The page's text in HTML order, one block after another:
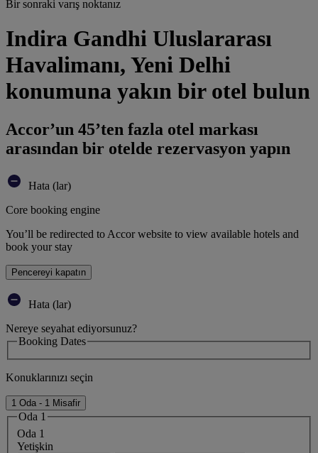
Bir sonraki varış noktanız
Indira Gandhi Uluslararası
Havalimanı, Yeni Delhi
konumuna yakın bir otel bulun
Accor’un 45’ten fazla otel markası
arasından bir otelde rezervasyon yapın
Hata (lar)
Core booking engine
You’ll be redirected to Accor website to view available hotels and
book your stay
Pencereyi kapatın
Hata (lar)
Nereye seyahat ediyorsunuz?
Booking Dates
Konuklarınızı seçin
1 Oda - 1 Misafir
Oda 1
Oda 1
Yetişkin